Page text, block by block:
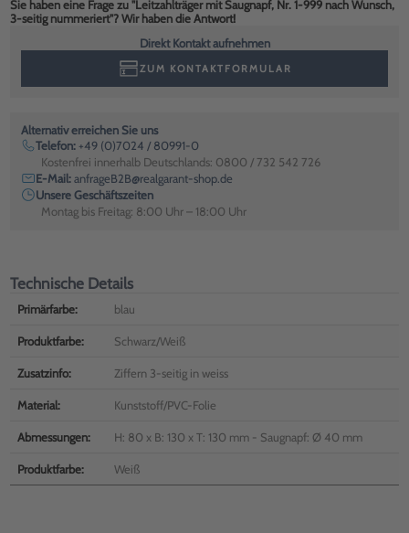
Sie haben eine Frage zu "Leitzahlträger mit Saugnapf, Nr. 1-999 nach Wunsch,
3-seitig nummeriert"? Wir haben die Antwort!
Direkt Kontakt aufnehmen
ZUM KONTAKTFORMULAR
Alternativ erreichen Sie uns
Telefon: +49 (0)7024 / 80991-0
Kostenfrei innerhalb Deutschlands: 0800 / 732 542 726
E-Mail:anfrageB2B@realgarant-shop.de
Unsere Geschäftszeiten
Montag bis Freitag: 8:00 Uhr – 18:00 Uhr
Technische Details
Primärfarbe: blau
Produktfarbe: Schwarz/Weiß
Zusatzinfo: Ziffern 3-seitig in weiss
Material: Kunststoff/PVC-Folie
Abmessungen: H: 80 x B: 130 x T: 130 mm - Saugnapf: Ø 40 mm
Produktfarbe: Weiß